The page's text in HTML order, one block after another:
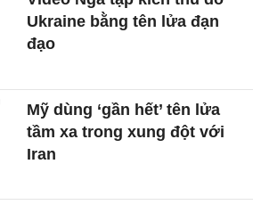
Ukraine bằng tên lửa đạn
đạo
Mỹ dùng ‘gần hết’ tên lửa
tầm xa trong xung đột với
Iran